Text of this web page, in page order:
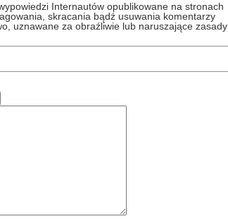
Internautów opublikowane na stronach
skracania bądź usuwania komentarzy
uznawane za obraźliwie lub naruszające zasady